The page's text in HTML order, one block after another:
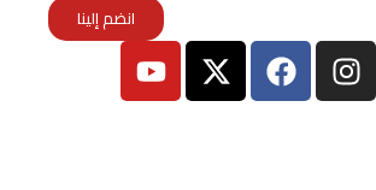
انضم إلينا